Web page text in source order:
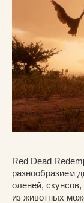
Red Dead
разнообразием
оленей,
из животных